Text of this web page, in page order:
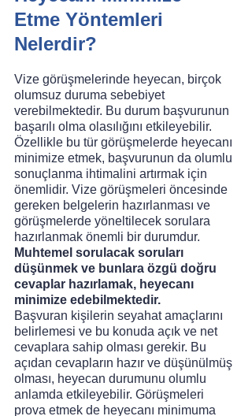
Etme Yöntemleri
Nelerdir?
Vize görüşmelerinde heyecan, birçok
olumsuz duruma sebebiyet
verebilmektedir. Bu durum başvurunun
başarılı olma olasılığını etkileyebilir.
Özellikle bu tür görüşmelerde heyecanı
minimize etmek, başvurunun da olumlu
sonuçlanma ihtimalini artırmak için
önemlidir. Vize görüşmeleri öncesinde
gereken belgelerin hazırlanması ve
görüşmelerde yöneltilecek sorulara
hazırlanmak önemli bir durumdur.
Muhtemel sorulacak soruları
düşünmek ve bunlara özgü doğru
cevaplar hazırlamak, heyecanı
minimize edebilmektedir.
Başvuran kişilerin seyahat amaçlarını
belirlemesi ve bu konuda açık ve net
cevaplara sahip olması gerekir. Bu
açıdan cevapların hazır ve düşünülmüş
olması, heyecan durumunu olumlu
anlamda etkileyebilir. Görüşmeleri
prova etmek de heyecanı minimuma